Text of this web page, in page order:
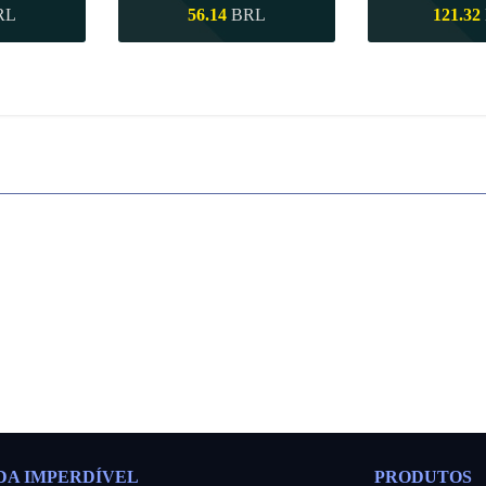
56.14 BRL
121.32
IMPERDÍVEL PRODUTOS